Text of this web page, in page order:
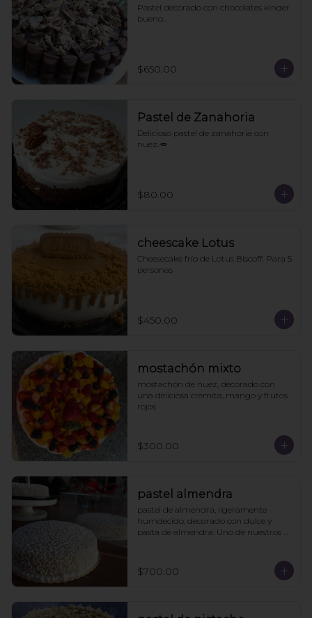
Pastel decorado con chocolates kinder
bueno.
$650.00
Pastel de Zanahoria
Delicioso pastel de zanahoria con
nuez.🥕
$80.00
cheescake Lotus
Cheesecake frío de Lotus Biscoff. Para 5
personas
$450.00
mostachón mixto
mostachón de nuez, decorado con
una deliciosa cremita, mango y frutos
rojos
$300.00
pastel almendra
pastel de almendra, ligeramente
humdecido, decorado con dulce y
pasta de almendra. Uno de nuestros
$700.00